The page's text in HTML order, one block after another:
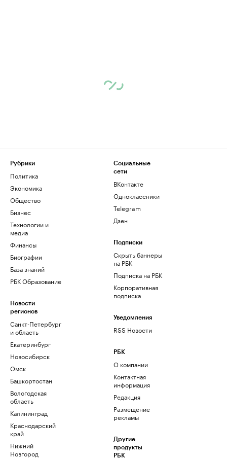
Рубрики
Политика
Экономика
Общество
Бизнес
Технологии и
медиа
Финансы
Биографии
База знаний
РБК Образование
Новости
регионов
Санкт-Петербург
и область
Екатеринбург
Новосибирск
Омск
Башкортостан
Вологодская
область
Калининград
Краснодарский
край
Нижний
Новгород
Социальные
сети
ВКонтакте
Одноклассники
Telegram
Дзен
Подписки
Скрыть баннеры
на РБК
Подписка на РБК
Корпоративная
подписка
Уведомления
RSS Новости
РБК
О компании
Контактная
информация
Редакция
Размещение
рекламы
Другие
продукты
РБК